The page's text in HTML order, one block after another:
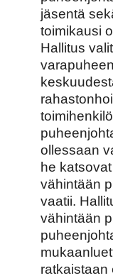
jäsentä
toimikausi
Hallitus
ollessaan
he
vähintään
vaatii.
vähintään
ratkaistaan